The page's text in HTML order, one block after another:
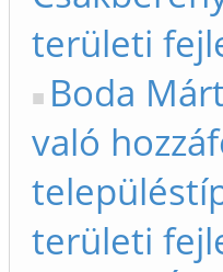
területi
Boda
való
területi